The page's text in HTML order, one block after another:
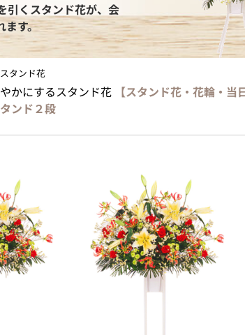
引くスタンド花が、会
ます。
タンド花
かにするスタンド花 【スタンド花・花輪・当
ンド２段